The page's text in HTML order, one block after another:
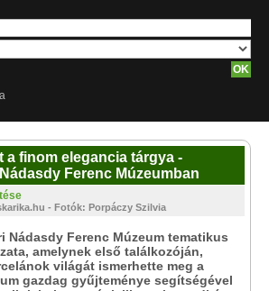
a finom elegancia tárgya -
Ferenc Múzeumban
- Fotók: Porpáczy Szilvia
Nádasdy Ferenc Múzeum tematikus
amelynek első találkozóján,
világát ismerhette meg a
gazdag gyűjteménye segítségével